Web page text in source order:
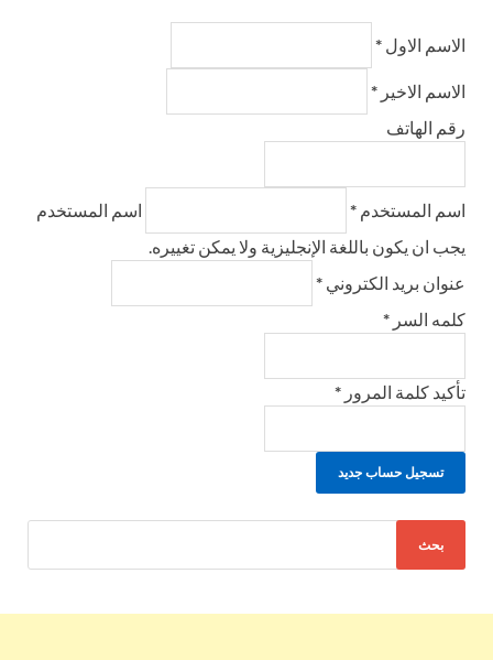
الاسم الاول *
الاسم الاخير *
رقم الهاتف
اسم المستخدم *
اسم المستخدم
يجب ان يكون باللغة الإنجليزية ولا يمكن تغييره.
عنوان بريد الكتروني *
كلمه السر *
تأكيد كلمة المرور *